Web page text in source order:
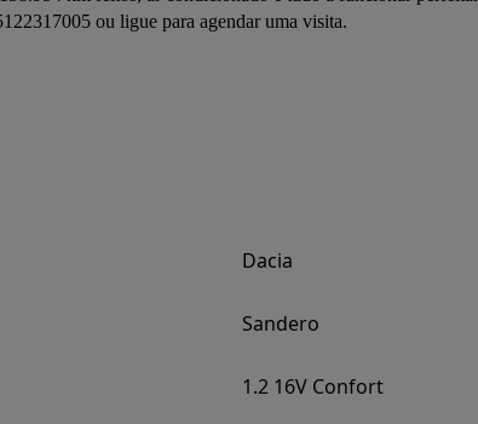
ou ligue para agendar uma visita.
Dacia
Sandero
1.2 16V Confort